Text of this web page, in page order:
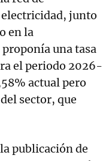
junto
en la
una tasa
el periodo 2026-
actual pero
sector, que
publicación de